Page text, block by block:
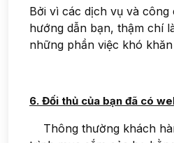
Bởi vì các dịch vụ và công
hướng dẫn bạn, thậm chí
những phần việc khó
6. Đối thủ của bạn đã có
Thông thường khách